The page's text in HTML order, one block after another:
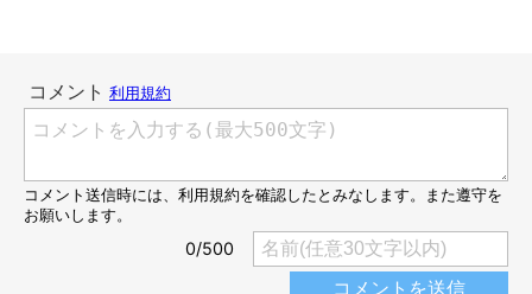
かんたろうは賢いので、飼い主が止めれば無理やりちょっかいを
出すことはしません。
ですが…それはタイミングの話で、飼い主の生態を熟知している
彼はこの後にチャンスが来ることをわかっています。